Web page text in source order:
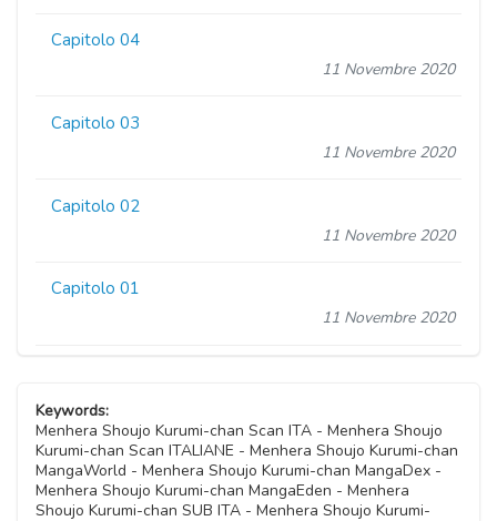
Capitolo 04
11 Novembre 2020
Capitolo 03
11 Novembre 2020
Capitolo 02
11 Novembre 2020
Capitolo 01
11 Novembre 2020
Keywords:
Menhera Shoujo Kurumi-chan Scan ITA - Menhera Shoujo
Kurumi-chan Scan ITALIANE - Menhera Shoujo Kurumi-chan
MangaWorld - Menhera Shoujo Kurumi-chan MangaDex -
Menhera Shoujo Kurumi-chan MangaEden - Menhera
Shoujo Kurumi-chan SUB ITA - Menhera Shoujo Kurumi-